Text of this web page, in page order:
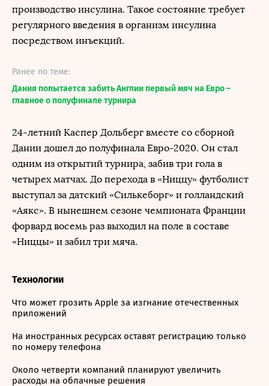
производство инсулина. Такое состояние требует
регулярного введения в организм инсулина
посредством инъекций.
Ранее по теме:
Дания попытается забить Англии первый мяч на Евро –
главное о полуфинале турнира
24-летний Каспер Дольберг вместе со сборной
Дании дошел до полуфинала Евро-2020. Он стал
одним из открытий турнира, забив три гола в
четырех матчах. До перехода в «Ниццу» футболист
выступал за датский «Силькеборг» и голландский
«Аякс». В нынешнем сезоне чемпионата Франции
форвард восемь раз выходил на поле в составе
«Ниццы» и забил три мяча.
Технологии
Что может грозить Apple за изгнание отечественных
приложений
На иностранных ресурсах оставят регистрацию только
по номеру телефона
Около четверти компаний планируют увеличить
расходы на облачные решения